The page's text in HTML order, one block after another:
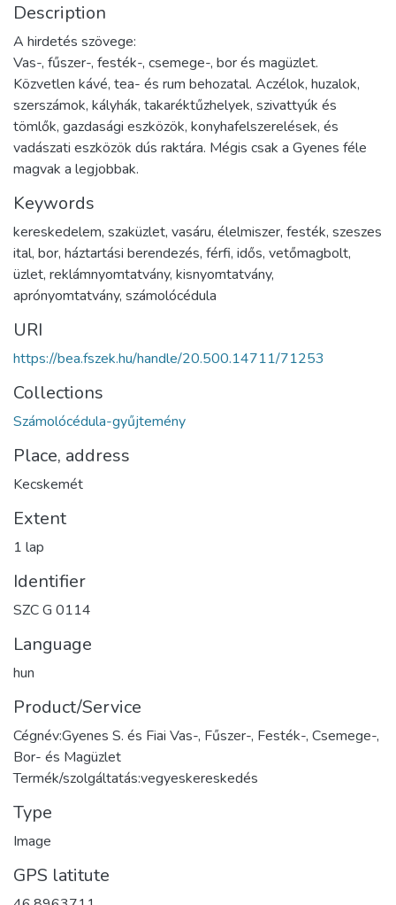
Description
A hirdetés szövege:
Vas-, fűszer-, festék-, csemege-, bor és magüzlet.
Közvetlen kávé, tea- és rum behozatal. Aczélok, huzalok,
szerszámok, kályhák, takaréktűzhelyek, szivattyúk és
tömlők, gazdasági eszközök, konyhafelszerelések, és
vadászati eszközök dús raktára. Mégis csak a Gyenes féle
magvak a legjobbak.
Keywords
kereskedelem, szaküzlet, vasáru, élelmiszer, festék, szeszes
ital, bor, háztartási berendezés, férfi, idős, vetőmagbolt,
üzlet, reklámnyomtatvány, kisnyomtatvány,
aprónyomtatvány, számolócédula
URI
https://bea.fszek.hu/handle/20.500.14711/71253
Collections
Számolócédula-gyűjtemény
Place, address
Kecskemét
Extent
1 lap
Identifier
SZC G 0114
Language
hun
Product/Service
Cégnév:Gyenes S. és Fiai Vas-, Fűszer-, Festék-, Csemege-,
Bor- és Magüzlet
Termék/szolgáltatás:vegyeskereskedés
Type
Image
GPS latitute